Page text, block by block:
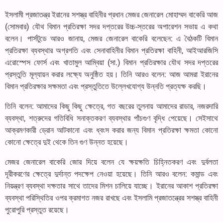
ইসলামী প্রজাতন্ত্র ইরানের সশস্ত্র বাহিনীর প্রধান মেজর জেনারেল মোহাম্মদ বাকেরি আজ
(সোমবার) যৌথ বিমান প্রতিরক্ষা সদর দপ্তরের উচ্চ-স্তরের অপারেশন সভায় এ কথা
বলেন। পার্সটুডে আরও জানায়, মেজর জেনারেল বাকেরি বলেছেন: এ বৈঠকটি বিমান
প্রতিরক্ষা ব্যবস্থার অগ্রগতি এবং সেনাবাহিনীর বিমান প্রতিরক্ষা বাহিনী, আইআরজিসি
এরোস্পেস ফোর্স এবং খাতামুল আম্বিয়া (সা.) বিমান প্রতিরক্ষার যৌথ সদর দপ্তরের
প্রস্তুতি মূল্যায়ন করার লক্ষ্যে অনুষ্ঠিত হয়। তিনি আরও বলেন: আজ আমরা ইরানের
বিমান প্রতিরক্ষার সক্ষমতা এবং প্রস্তুতিতে উল্লেখযোগ্য উন্নতি প্রত্যক্ষ করছি।
তিনি বলেন: আমাদের কিছু কিছু ক্ষেত্রে, গত বছরের তুলনায় আমাদের রাডার, নজরদারি
ব্যবস্থা, শত্রুদের গতিবিধি সনাক্তকরণ ব্যবস্থার পাঁচগুণ বৃদ্ধি পেয়েছে। সেইসাথে
আক্রমণকারী ড্রোন আটকানো এবং ধ্বংস করার জন্য বিমান প্রতিরক্ষা ক্ষমতা কোনো
কোনো ক্ষেত্রে দুই থেকে তিন গুণ উন্নত হয়েছে।
মেজর জেনারেল বাকেরি জোর দিয়ে বলেন যে ক্ষয়ক্ষতি চিহ্নিতকরণ এবং দুর্বলতা
দূরীকরণের ক্ষেত্রে দুর্দান্ত পদক্ষেপ নেওয়া হয়েছে। তিনি আরও বলেন: কমান্ড এবং
নিয়ন্ত্রণ ব্যবস্থা দক্ষতার সাথে তাদের মিশন চালিয়ে যাচ্ছে। ইরানের আকাশ প্রতিরক্ষা
ব্যবস্থা পরিস্থিতির ওপর ক্রমাগত নজর রাখছে এবং ইসলামি প্রজাতন্ত্রের সশস্ত্র বাহিনী
পুরোপুরি প্রস্তুত রয়েছে।